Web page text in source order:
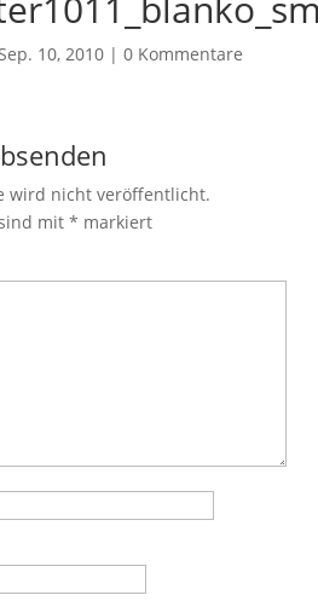
10, 2010| 0 Kommentare
wird nicht veröffentlicht.
mit * markiert